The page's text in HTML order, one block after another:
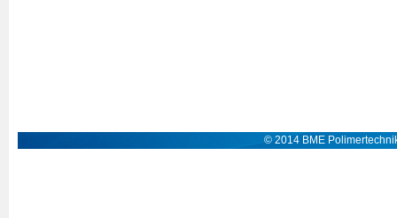
© 2014 BME